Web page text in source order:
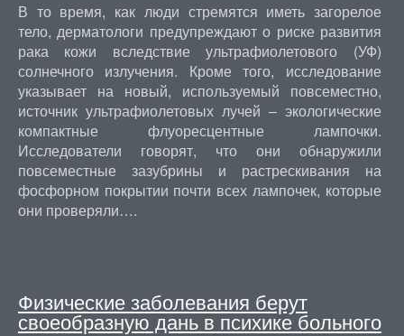
В то время, как люди стремятся иметь загорелое
тело, дерматологи предупреждают о риске развития
рака кожи вследствие ультрафиолетового (УФ)
солнечного излучения. Кроме того, исследование
указывает на новый, используемый повсеместно,
источник ультрафиолетовых лучей – экологические
компактные флуоресцентные лампочки.
Исследователи говорят, что они обнаружили
повсеместные зазубрины и растрескивания на
фосфорном покрытии почти всех лампочек, которые
они проверяли….
Физические заболевания берут
своеобразную дань в психике больного